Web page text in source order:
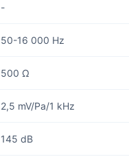
-
50-16 000 Hz
500 Ω
2,5 mV/Pa/1 kHz
145 dB